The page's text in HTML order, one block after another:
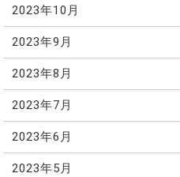
2023年10月
2023年9月
2023年8月
2023年7月
2023年6月
2023年5月